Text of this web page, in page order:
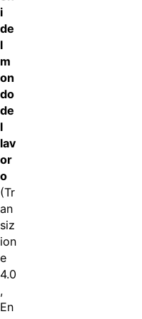
i
de
l
m
on
do
de
l
lav
or
o
(Tr
an
siz
ion
e
4.0
,
En